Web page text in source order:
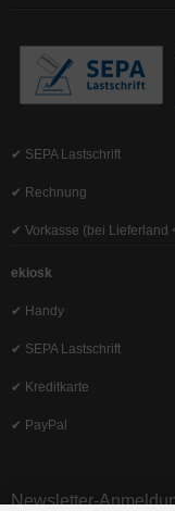
✔ SEPA Lastschrift
✔ Rechnung
✔ Vorkasse (bei Lieferland
ekiosk
✔ Handy
✔ SEPA Lastschrift
✔ Kreditkarte
✔ PayPal
Newsletter-